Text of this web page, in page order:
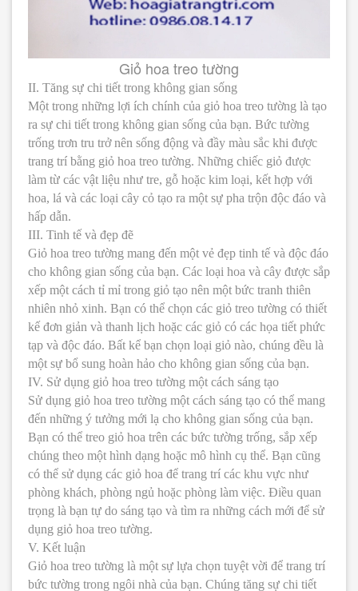
Giỏ hoa treo tường
II. Tăng sự chi tiết trong không gian sống
Một trong những lợi ích chính của giỏ hoa treo tường là tạo
ra sự chi tiết trong không gian sống của bạn. Bức tường
trống trơn tru trở nên sống động và đầy màu sắc khi được
trang trí bằng giỏ hoa treo tường. Những chiếc giỏ được
làm từ các vật liệu như tre, gỗ hoặc kim loại, kết hợp với
hoa, lá và các loại cây cỏ tạo ra một sự pha trộn độc đáo và
hấp dẫn.
III. Tinh tế và đẹp đẽ
Giỏ hoa treo tường mang đến một vẻ đẹp tinh tế và độc đáo
cho không gian sống của bạn. Các loại hoa và cây được sắp
xếp một cách tỉ mỉ trong giỏ tạo nên một bức tranh thiên
nhiên nhỏ xinh. Bạn có thể chọn các giỏ treo tường có thiết
kế đơn giản và thanh lịch hoặc các giỏ có các họa tiết phức
tạp và độc đáo. Bất kể bạn chọn loại giỏ nào, chúng đều là
một sự bổ sung hoàn hảo cho không gian sống của bạn.
IV. Sử dụng giỏ hoa treo tường một cách sáng tạo
Sử dụng giỏ hoa treo tường một cách sáng tạo có thể mang
đến những ý tưởng mới lạ cho không gian sống của bạn.
Bạn có thể treo giỏ hoa trên các bức tường trống, sắp xếp
chúng theo một hình dạng hoặc mô hình cụ thể. Bạn cũng
có thể sử dụng các giỏ hoa để trang trí các khu vực như
phòng khách, phòng ngủ hoặc phòng làm việc. Điều quan
trọng là bạn tự do sáng tạo và tìm ra những cách mới để sử
dụng giỏ hoa treo tường.
V. Kết luận
Giỏ hoa treo tường là một sự lựa chọn tuyệt vời để trang trí
bức tường trong ngôi nhà của bạn. Chúng tăng sự chi tiết